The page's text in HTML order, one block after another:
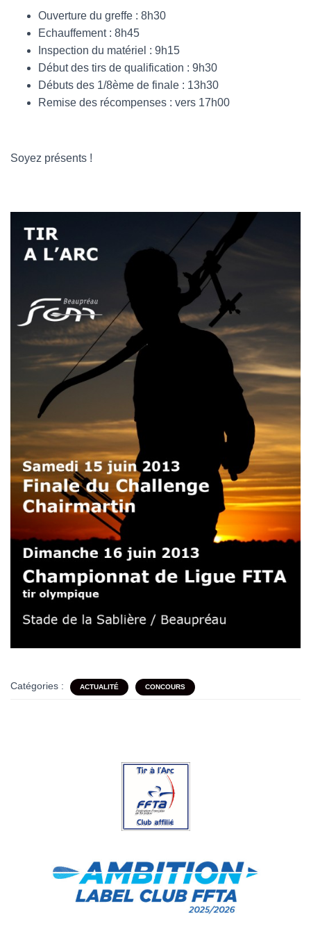
Ouverture du greffe : 8h30
Echauffement : 8h45
Inspection du matériel : 9h15
Début des tirs de qualification : 9h30
Débuts des 1/8ème de finale : 13h30
Remise des récompenses : vers 17h00
Soyez présents !
Catégories : ACTUALITÉ CONCOURS